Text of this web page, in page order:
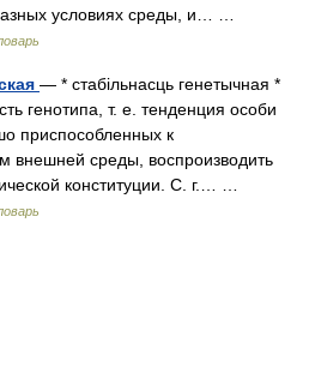
условиях среды, и… …
— * стабільнасць генетычная *
генотипа, т. е. тенденция особи
приспособленных к
внешней среды, воспроизводить
конституции. С. г.… …